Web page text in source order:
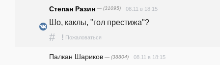
Степан Разин — (31095) 08.11 в 18:15
Шо, каклы, "гол престижа"?
# ! Пожаловаться
Палкан Шариков — (38804) 08.11 в 18:15